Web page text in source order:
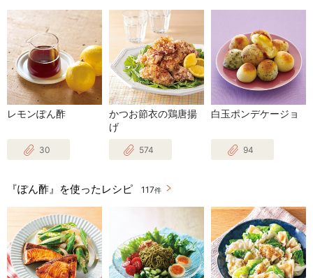
レモンぽん酢
30
かつお節衣の鶏唐揚
げ
574
白玉ポンデケージョ
94
『ぽん酢』を使ったレシピ 117件